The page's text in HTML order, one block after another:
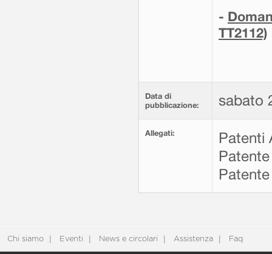
-
TT2112)
Data di
pubblicazione:
sabato
Allegati:
Patenti
Chi siamo Eventi News e circolari Assistenza Faq